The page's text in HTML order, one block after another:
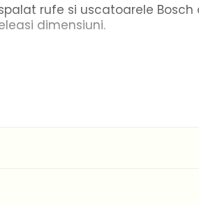
rufe si uscatoarele Bosch
dimensiuni.